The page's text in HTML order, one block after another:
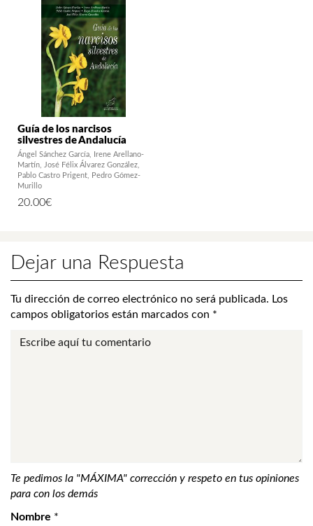
Guía de los narcisos
silvestres de Andalucía
Ángel Sánchez García
Irene Arellano-
Martín
José Félix Álvarez González
Pablo Castro Prigent
Pedro Gómez-
Murillo
20.00€
Dejar una Respuesta
Tu dirección de correo electrónico no será publicada. Los
campos obligatorios están marcados con *
Te pedimos la "MÁXIMA" corrección y respeto en tus opiniones
para con los demás
Nombre *